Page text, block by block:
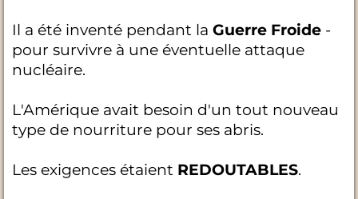
Il a été inventé pendant la Guerre Froide -
pour survivre à une éventuelle attaque
nucléaire.
L'Amérique avait besoin d'un tout nouveau
type de nourriture pour ses abris.
Les exigences étaient REDOUTABLES.